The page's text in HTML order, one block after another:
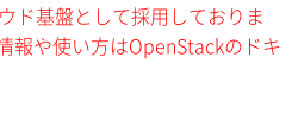
ド基盤として採用しておりま
報や使い方はOpenStackのドキ